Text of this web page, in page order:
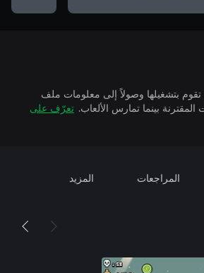
تقوم بتشغيلها وصولاً إلى معلومات ملف
تعرّف على
المراجعات المزيد